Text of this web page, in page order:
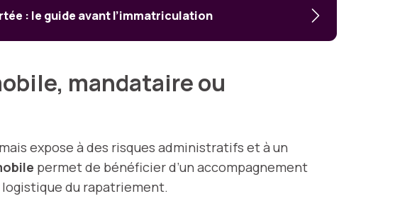
: le guide avant l’immatriculation
mandataire ou
expose à des risques administratifs et à un
permet de bénéficier d’un accompagnement
du rapatriement.